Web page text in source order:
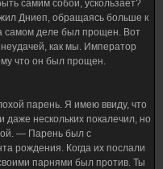
самим собой, ускользает?
Дниеп, обращаясь больше к
самом деле был прощен. Вот
как мы. Император
что он был прощен.
парень. Я имею ввиду, что
нескольких покалечил, но
— Парень был с
рождения. Когда их послали
парнями был против. Ты